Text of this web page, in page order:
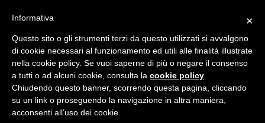
Torna indietro
Blog
×
Informativa
Questo sito o gli strumenti terzi da questo utilizzati si avvalgono
di cookie necessari al funzionamento ed utili alle finalità illustrate
nella cookie policy. Se vuoi saperne di più o negare il consenso
a tutti o ad alcuni cookie, consulta la cookie policy.
Chiudendo questo banner, scorrendo questa pagina, cliccando
su un link o proseguendo la navigazione in altra maniera,
acconsenti all’uso dei cookie.